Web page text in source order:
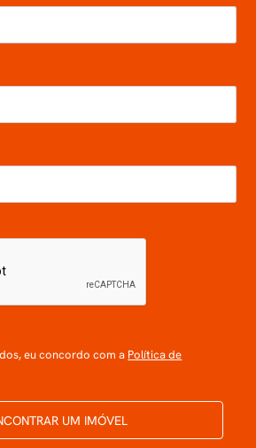
eu concordo com a Política de
UM IMÓVEL